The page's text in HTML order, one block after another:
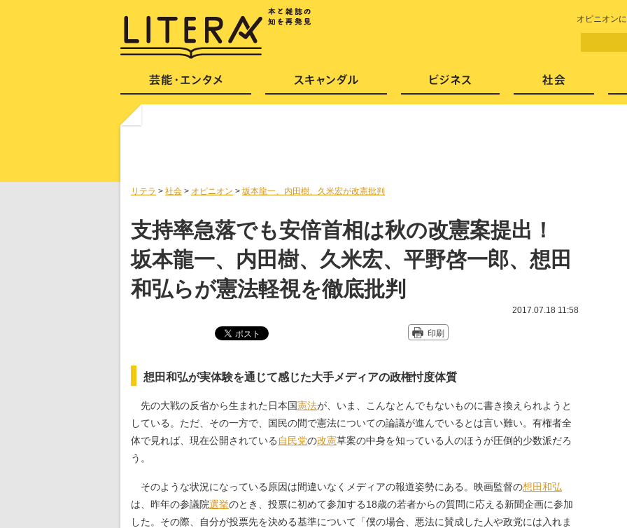
オピニオン
リテラ > 社会 > オピニオン > 坂本龍一、内田樹、久米宏が改憲批判
支持率急落でも安倍首相は秋の改憲案提出！
坂本龍一、内田樹、久米宏、平野啓一郎、想田
和弘らが憲法軽視を徹底批判
2017.07.18 11:58
印刷
想田和弘が実体験を通じて感じた大手メディアの政権忖度体質
先の大戦の反省から生まれた日本国憲法が、いま、こんなとんでもないものに書き換えられようと
している。ただ、その一方で、国民の間で憲法についての論議が進んでいるとは言い難い。有権者全
体で見れば、現在公開されている 自民党の改憲草案の中身を知っている人のほうが圧倒的少数派だろ
う。
そのような状況になっている原因は間違いなくメディアの報道姿勢にある。映画監督の想田和弘
は、昨年の参議院選挙のとき、投票に初めて参加する18歳の若者からの質問に応える新聞企画に参加
した。その際、自分が投票先を決める基準について「僕の場合、悪法に賛成した人や政党には入れま
芸能・エンタメ スキャンダル